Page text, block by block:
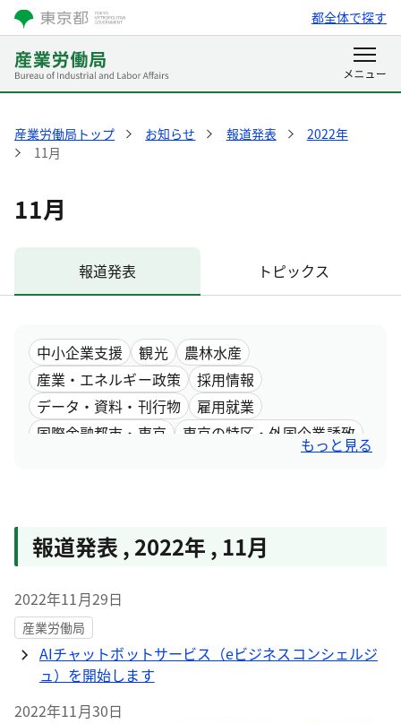
都全体で探す
産業労働局トップ お知らせ 報道発表
2022年
11月
11月
報道発表 トピックス
中小企業支援 観光
農林水産
産業・エネルギー政策
採用情報
データ・資料・刊行物
雇用就業
国際金融都市・東京
東京の特区・外国企業誘致
もっと見る
報道発表 , 2022年 , 11月
2022年11月29日
産業労働局
AIチャットボットサービス（eビジネスコンシェルジ
ュ）を開始します
2022年11月30日